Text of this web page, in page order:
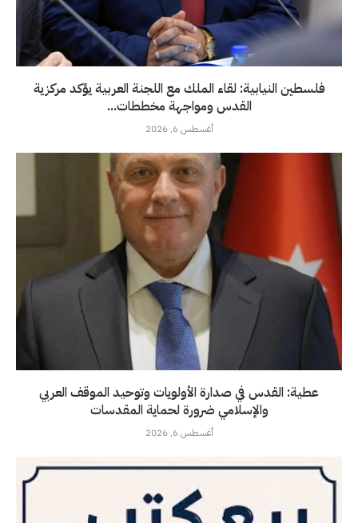
فلسطين النيابية: لقاء الملك مع اللجنة العربية يؤكد مركزية
القدس ومواجهة مخططات...
أغسطس 6, 2026
عطية: القدس في صدارة الأولويات وتوحيد الموقف العربي
والإسلامي ضرورة لحماية المقدسات
أغسطس 6, 2026